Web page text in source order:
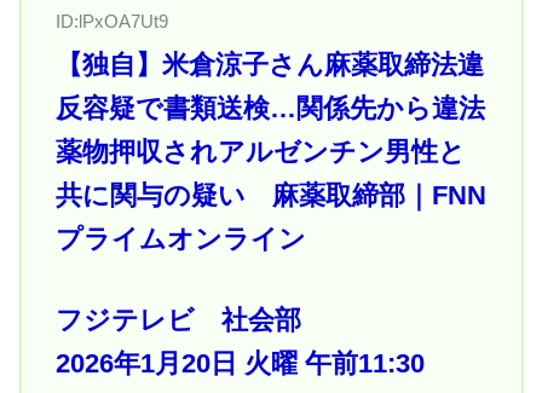
ID:lPxOA7Ut9
【独自】米倉涼子さん麻薬取締法違
反容疑で書類送検…関係先から違法
薬物押収されアルゼンチン男性と
共に関与の疑い 麻薬取締部｜FNN
プライムオンライン
フジテレビ 社会部
2026年1月20日 火曜 午前11:30